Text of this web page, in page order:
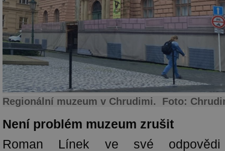
Regionální muzeum v Chrudimi. Foto:
Není problém muzeum zrušit
Roman Línek ve své